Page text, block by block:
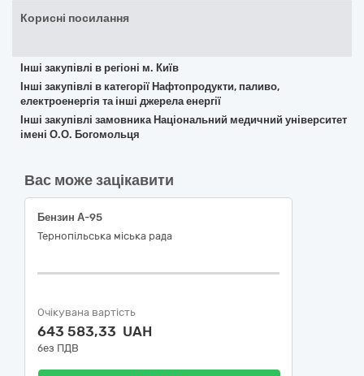
Корисні посилання
Інші закупівлі в регіоні м. Київ
Інші закупівлі в категорії Нафтопродукти, паливо,
електроенергія та інші джерела енергії
Інші закупівлі замовника Національний медичний університет
імені О.О. Богомольця
Вас може зацікавити
Бензин А-95
Тернопільська міська рада
Очікувана вартість
643 583,33 UAH
без ПДВ